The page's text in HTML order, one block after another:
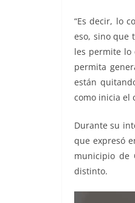
“Es decir, lo
eso, sino que
les permite lo
permita
están
como inicia el
Durante su
que expresó
municipio de
distinto.